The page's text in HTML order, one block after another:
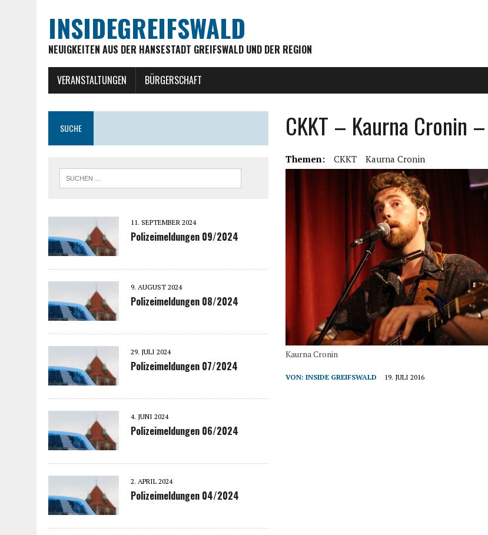
INSIDEGREIFSWALD
NEUIGKEITEN AUS DER HANSESTADT GREIFSWALD UND DER REGION
VERANSTALTUNGEN BÜRGERSCHAFT
CKKT – Kaurna Cronin
Themen: CKKT Kaurna Cronin
Kaurna Cronin
VON:INSIDE GREIFSWALD 19. JULI 2016
SUCHE
11. SEPTEMBER 2024
Polizeimeldungen 09/2024
9. AUGUST 2024
Polizeimeldungen 08/2024
29. JULI 2024
Polizeimeldungen 07/2024
4. JUNI 2024
Polizeimeldungen 06/2024
2. APRIL 2024
Polizeimeldungen 04/2024